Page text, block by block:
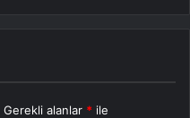
Gerekli alanlar * ile